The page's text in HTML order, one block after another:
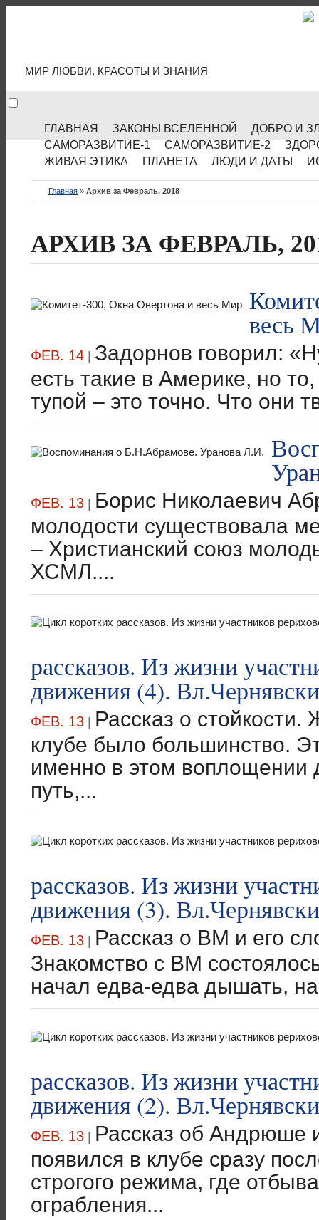
МИР ЛЮБВИ, КРАСОТЫ И ЗНАНИЯ
ГЛАВНАЯ ЗАКОНЫ ВСЕЛЕННОЙ
ДОБРО И
САМОРАЗВИТИЕ-1
САМОРАЗВИТИЕ-2
ЖИВАЯ ЭТИКА
ПЛАНЕТА ЛЮДИ И ДАТЫ
Главная » Архив за Февраль, 2018
АРХИВ ЗА ФЕВРАЛЬ,
весь
ФЕВ. 14 | Задорнов говорил:
есть такие в Америке, но
тупой – это точно. Что они
ФЕВ. 13 | Борис Николаевич
молодости существовала
– Христианский союз
ХСМЛ....
рассказов. Из жизни
движения (4).
ФЕВ. 13 | Рассказ о
клубе было большинство.
именно в этом воплощении
путь,...
рассказов. Из жизни
движения (3).
ФЕВ. 13 | Рассказ о ВМ и его
Знакомство с ВМ
начал едва-едва дышать,
рассказов. Из жизни
движения (2).
ФЕВ. 13 | Рассказ об Андрюше
появился в клубе сразу
строгого режима, где
ограбления...